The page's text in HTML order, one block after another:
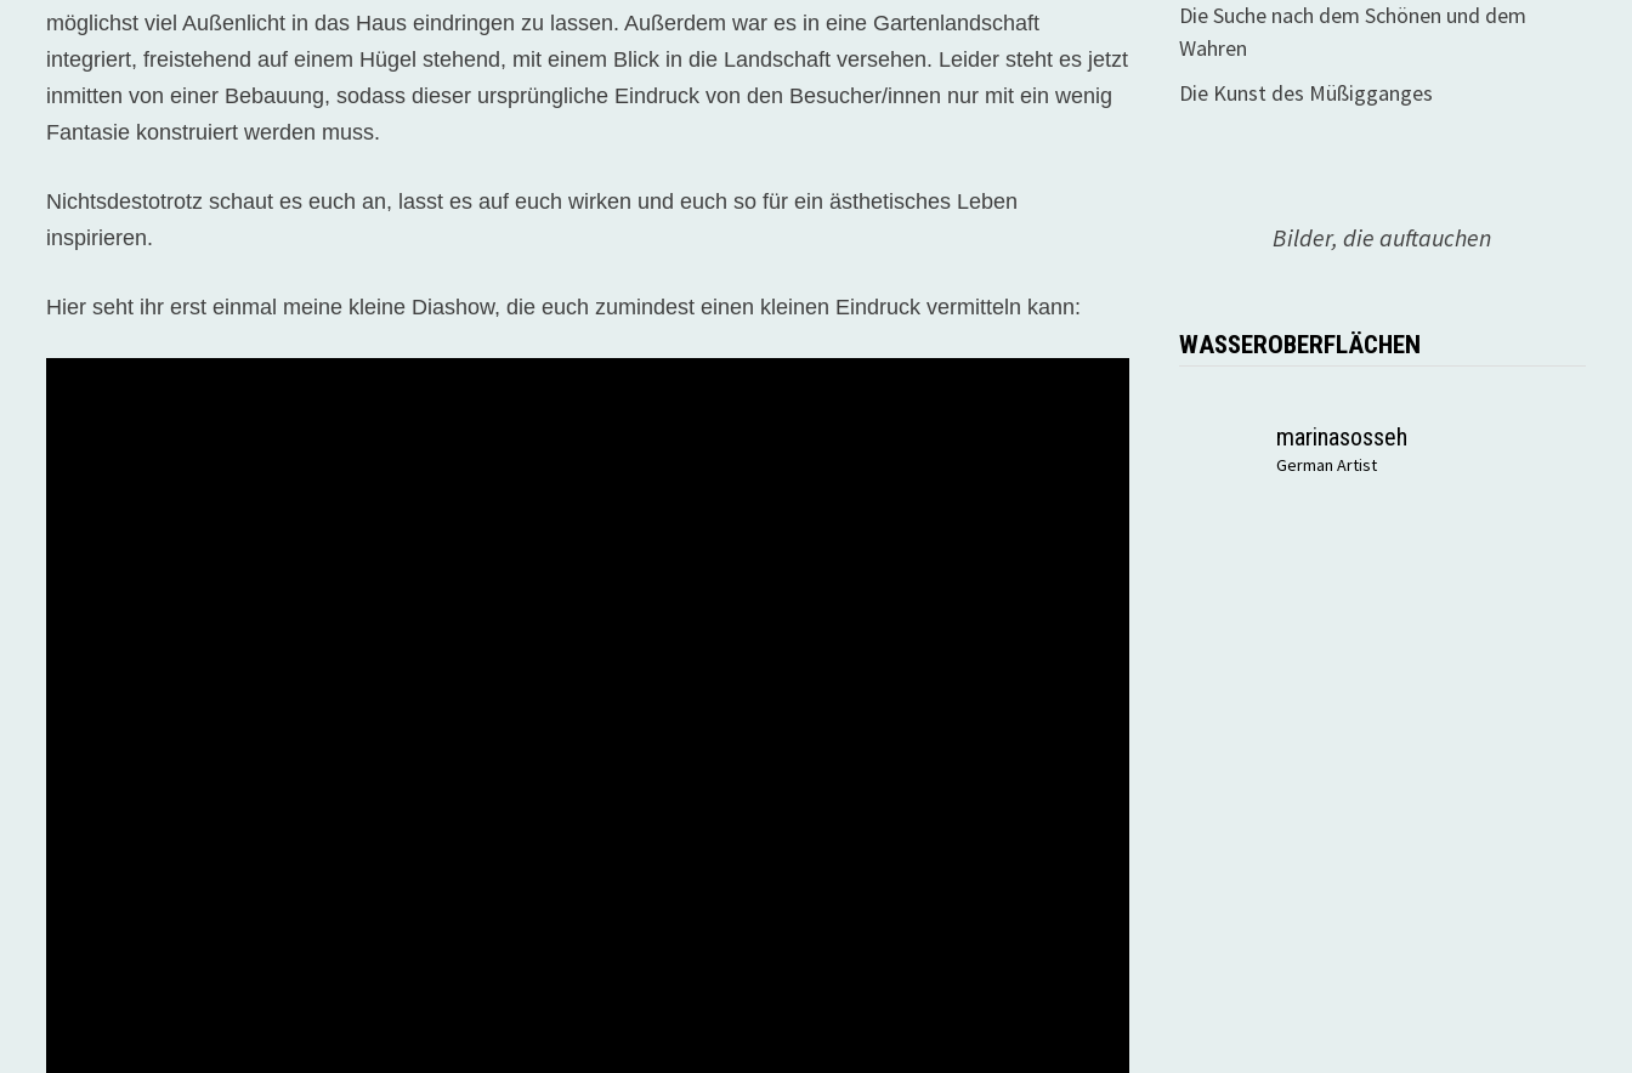
möglichst viel Außenlicht in das Haus eindringen zu lassen. Außerdem war es in eine Gartenlandschaft
integriert, freistehend auf einem Hügel stehend, mit einem Blick in die Landschaft versehen. Leider steht es jetzt
inmitten von einer Bebauung, sodass dieser ursprüngliche Eindruck von den Besucher/innen nur mit ein wenig
Fantasie konstruiert werden muss.
Nichtsdestotrotz schaut es euch an, lasst es auf euch wirken und euch so für ein ästhetisches Leben
inspirieren.
Hier seht ihr erst einmal meine kleine Diashow, die euch zumindest einen kleinen Eindruck vermitteln kann:
Die Suche nach dem Schönen und dem
Wahren
Die Kunst des Müßigganges
Bilder, die auftauchen
WASSEROBERFLÄCHEN
marinasosseh
German Artist